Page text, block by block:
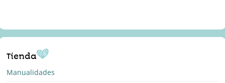
Tienda
Manualidades